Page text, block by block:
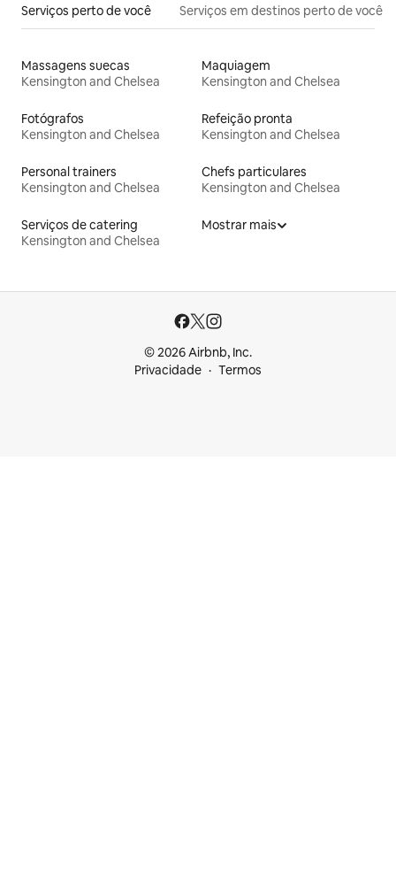
Serviços perto de você Serviços em destinos perto de você
Massagens suecas
Kensington and Chelsea
Maquiagem
Kensington and Chelsea
Fotógrafos
Kensington and Chelsea
Refeição pronta
Kensington and Chelsea
Personal trainers
Kensington and Chelsea
Chefs particulares
Kensington and Chelsea
Serviços de catering
Kensington and Chelsea
Mostrar mais
© 2026 Airbnb, Inc.
Privacidade
Termos